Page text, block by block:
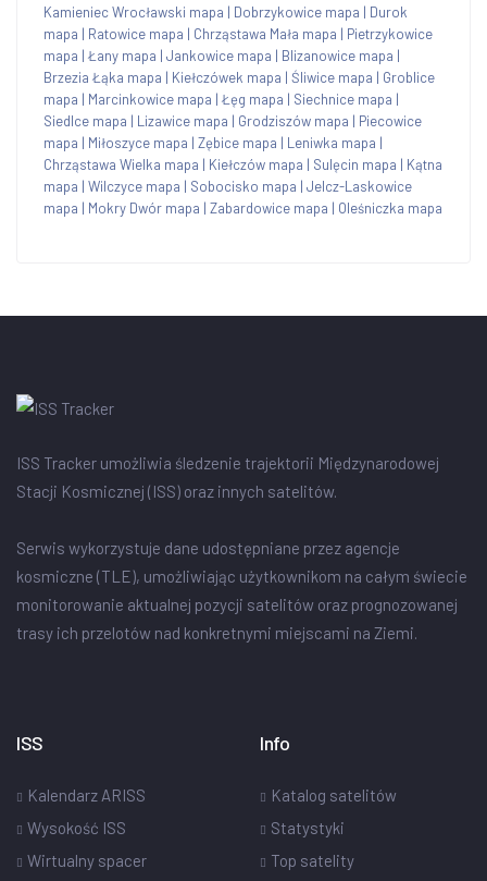
Kamieniec Wrocławski mapa | Dobrzykowice mapa | Durok
mapa | Ratowice mapa | Chrząstawa Mała mapa | Pietrzykowice
mapa | Łany mapa | Jankowice mapa | Blizanowice mapa |
Brzezia Łąka mapa | Kiełczówek mapa | Śliwice mapa | Groblice
mapa | Marcinkowice mapa | Łęg mapa | Siechnice mapa |
Siedlce mapa | Lizawice mapa | Grodziszów mapa | Piecowice
mapa | Miłoszyce mapa | Zębice mapa | Leniwka mapa |
Chrząstawa Wielka mapa | Kiełczów mapa | Sulęcin mapa | Kątna
mapa | Wilczyce mapa | Sobocisko mapa | Jelcz-Laskowice
mapa | Mokry Dwór mapa | Zabardowice mapa | Oleśniczka mapa
ISS Tracker umożliwia śledzenie trajektorii Międzynarodowej
Stacji Kosmicznej (ISS) oraz innych satelitów.
Serwis wykorzystuje dane udostępniane przez agencje
kosmiczne (TLE), umożliwiając użytkownikom na całym świecie
monitorowanie aktualnej pozycji satelitów oraz prognozowanej
trasy ich przelotów nad konkretnymi miejscami na Ziemi.
ISS
Kalendarz ARISS
Wysokość ISS
Wirtualny spacer
Info
Katalog satelitów
Statystyki
Top satelity